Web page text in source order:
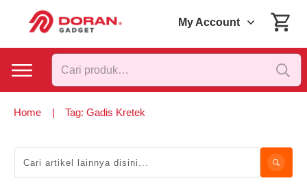
My Account
Home | Tag: Gadis Kretek